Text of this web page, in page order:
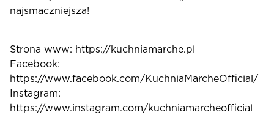
najsmaczniejsza!
Strona www: https://kuchniamarche.pl
Facebook:
https://www.facebook.com/KuchniaMarcheOfficial/
Instagram:
https://www.instagram.com/kuchniamarcheofficial